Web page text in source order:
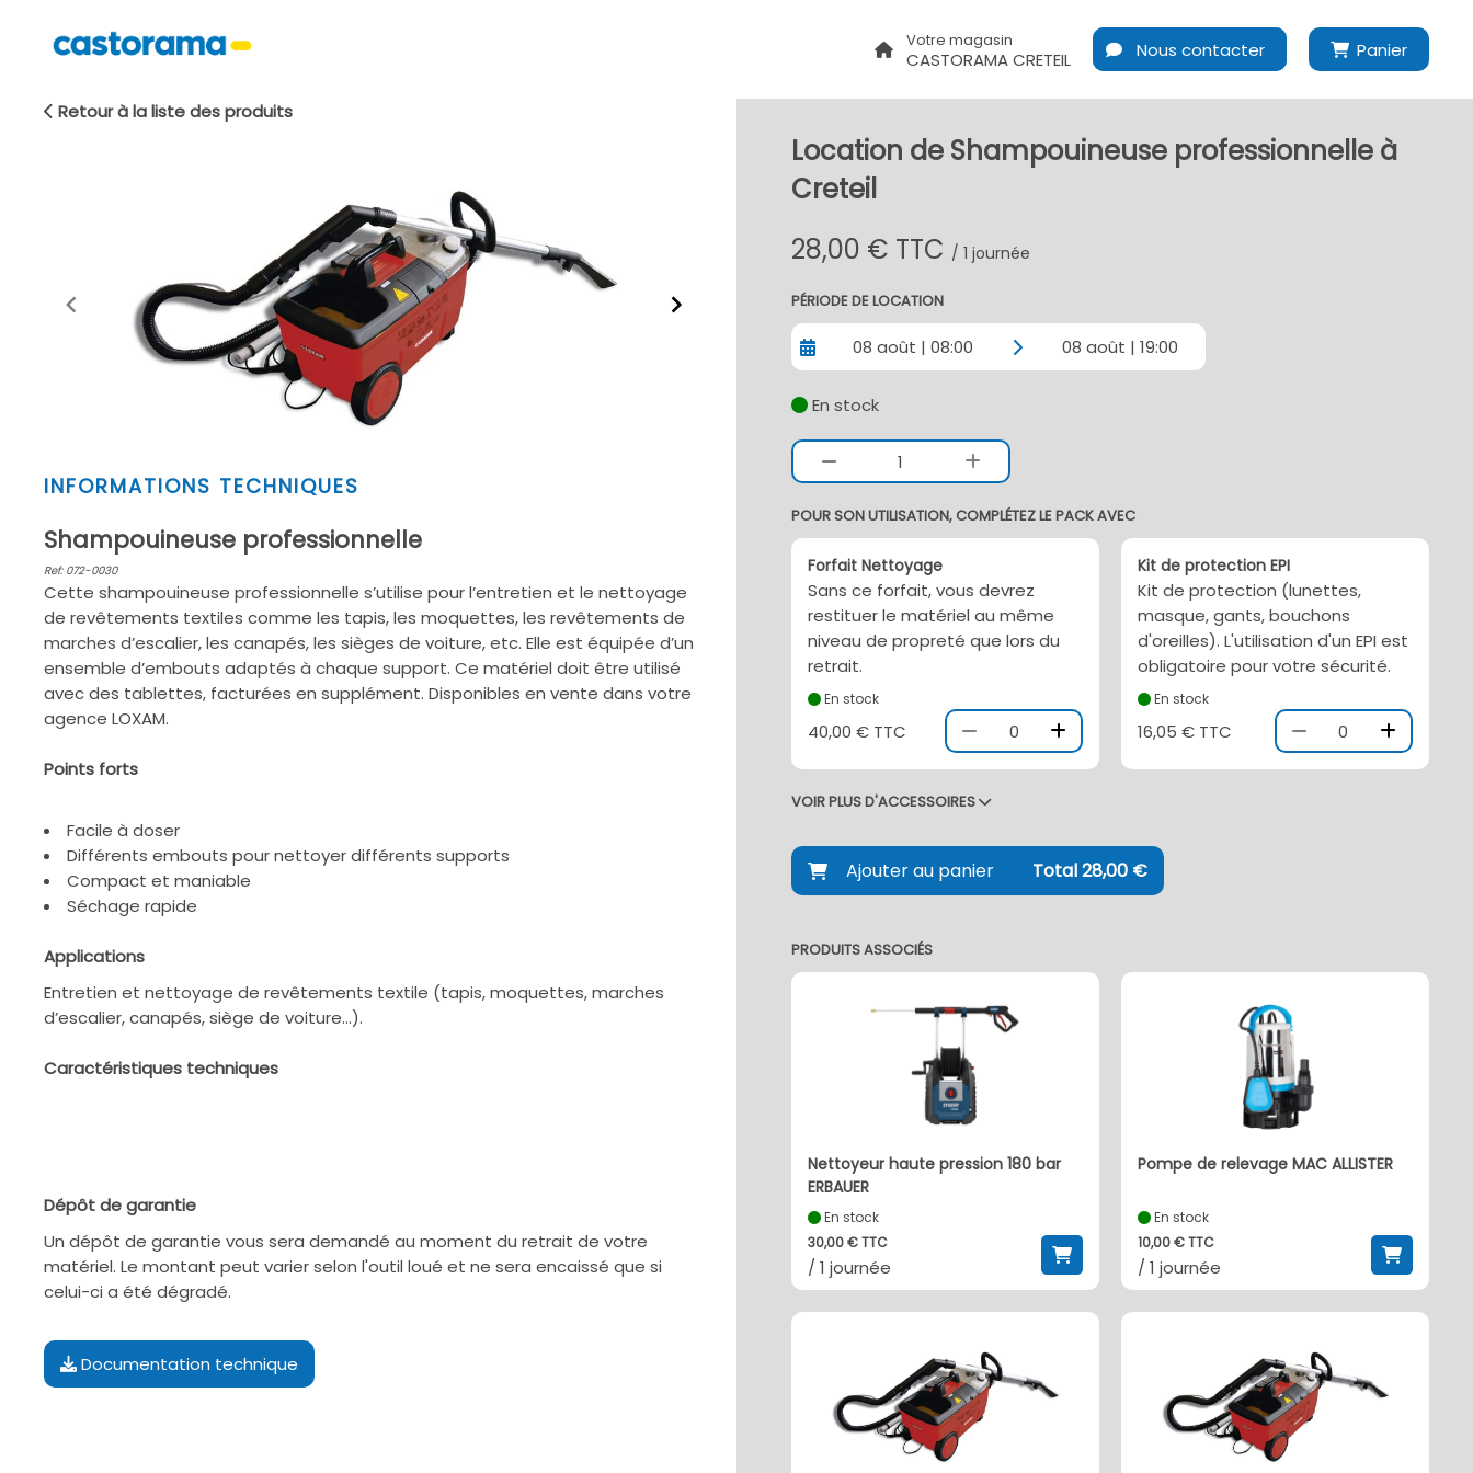
Votre magasin
CASTORAMA CRETEIL Nous contacter Panier
Retour à la liste des produits
Item
of
2
INFORMATIONS TECHNIQUES
Shampouineuse professionnelle
Ref: 072-0030
Cette shampouineuse professionnelle s’utilise pour l’entretien et le nettoyage
de revêtements textiles comme les tapis, les moquettes, les revêtements de
marches d’escalier, les canapés, les sièges de voiture, etc. Elle est équipée d’un
ensemble d’embouts adaptés à chaque support. Ce matériel doit être utilisé
avec des tablettes, facturées en supplément. Disponibles en vente dans votre
agence LOXAM.
Points forts
Facile à doser
Différents embouts pour nettoyer différents supports
Compact et maniable
Séchage rapide
Applications
Entretien et nettoyage de revêtements textile (tapis, moquettes, marches
d’escalier, canapés, siège de voiture…).
Caractéristiques techniques
Dépôt de garantie
Un dépôt de garantie vous sera demandé au moment du retrait de votre
matériel. Le montant peut varier selon l'outil loué et ne sera encaissé que si
celui-ci a été dégradé.
Documentation technique
Location de Shampouineuse professionnelle à
Creteil
28,00 € TTC / 1 journée
PÉRIODE DE LOCATION
08 août | 08:00 08 août | 19:00
En stock
1
POUR SON UTILISATION, COMPLÉTEZ LE PACK AVEC
Forfait Nettoyage
Sans ce forfait, vous devrez
restituer le matériel au même
niveau de propreté que lors du
retrait.
En stock
40,00 € TTC 0
Kit de protection EPI
Kit de protection (lunettes,
masque, gants, bouchons
d'oreilles). L'utilisation d'un EPI est
obligatoire pour votre sécurité.
En stock
16,05 € TTC 0
VOIR PLUS D'ACCESSOIRES
Ajouter au panier Total 28,00 €
PRODUITS ASSOCIÉS
Nettoyeur haute pression 180 bar
ERBAUER
En stock
30,00 € TTC
/ 1 journée
Pompe de relevage MAC ALLISTER
En stock
10,00 € TTC
/ 1 journée